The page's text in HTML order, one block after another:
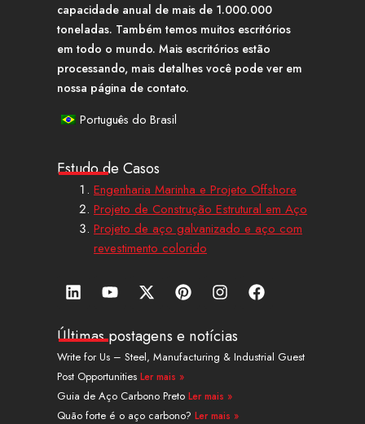
capacidade anual de mais de 1.000.000
toneladas. Também temos muitos escritórios
em todo o mundo. Mais escritórios estão
processando, mais detalhes você pode ver em
nossa página de contato.
Português do Brasil
Estudo de Casos
Engenharia Marinha e Projeto Offshore
Projeto de Construção Estrutural em Aço
Projeto de aço galvanizado e aço com
revestimento colorido
L
i
k
e
d
i
n
Y
o
t
u
b
e
X
-
w
i
t
t
e
r
P
i
t
e
r
e
s
t
I
n
t
a
g
a
m
F
a
b
o
Últimas postagens e notícias
Write for Us – Steel, Manufacturing & Industrial Guest
Post Opportunities Ler mais »
Guia de Aço Carbono Preto Ler mais »
Quão forte é o aço carbono? Ler mais »